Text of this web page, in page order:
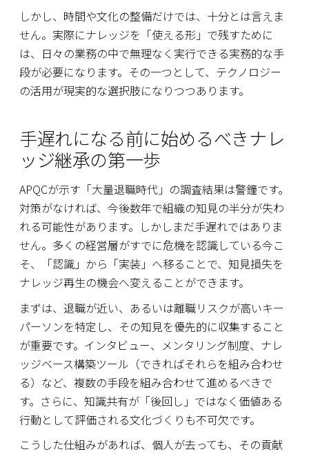
しかし、時間や文化の整備だけでは、十分とは言えま
せん。実際にナレッジを「使える形」で残すために
は、日々の業務の中で無理なく実行できる実務的な手
段が必要になります。その一つとして、テクノロジー
の活用が現実的な選択肢になりつつあります。
手遅れになる前に始めるべきナレ
ッジ継承の第一歩
APQCが示す「大量退職時代」の調査結果は警鐘です。
対策がなければ、今後数年で組織の知見の半分が失わ
れる可能性があります。しかしまだ手遅れではありま
せん。多くの経営層がすでに危機を認識している今こ
そ、「認識」から「実装」へ移ることで、知見損失を
ナレッジ再生の機会へ変えることができます。
まずは、退職が近い、あるいは離職リスクが高いキー
パーソンを特定し、その知見を優先的に収集すること
が重要です。インタビュー、メンタリング制度、ナレ
ッジベース構築ツール（できればそれらを組み合わせ
る）など、複数の手段を組み合わせて進めるべきで
す。さらに、知識共有が「後回し」ではなく価値ある
行動として評価される文化づくりも不可欠です。
こうした仕組みがあれば、個人が去っても、その貢献